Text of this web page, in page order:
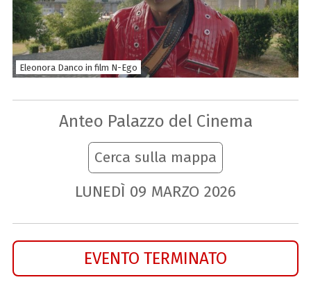
Eleonora Danco in film N-Ego
Anteo Palazzo del Cinema
Cerca sulla mappa
LUNEDÌ 09 MARZO 2026
EVENTO TERMINATO